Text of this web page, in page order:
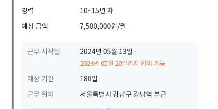
경력
10~15년 차
예상 금액
7,500,000원/월
근무 시작일 2024년 05월 13일
2024년 05월 20일까지 협의 가능
예상 기간
180일
근무 위치
서울특별시 강남구 강남역 부근